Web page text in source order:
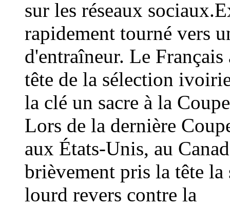
sur les réseaux
rapidement tourné vers
d'entraîneur. Le
tête de la sélection
la clé un sacre à la
Lors de la dernière
aux États-Unis, au
brièvement pris la tête
lourd revers contre la